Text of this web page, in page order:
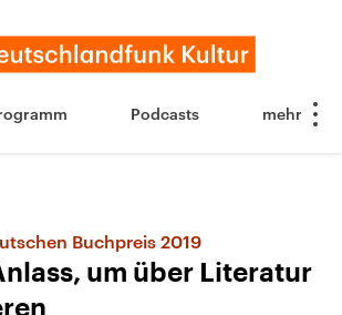
Podcasts
Buchpreis 2019
um über Literatur